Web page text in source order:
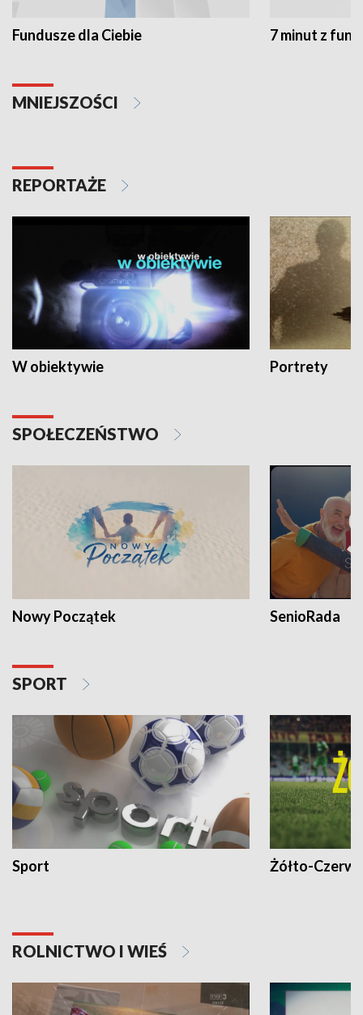
Fundusze dla Ciebie 7 minut z
MNIEJSZOŚCI
REPORTAŻE
W obiektywie Portrety
SPOŁECZEŃSTWO
Nowy Początek SenioRada
SPORT
Sport Żółto-
ROLNICTWO I WIEŚ